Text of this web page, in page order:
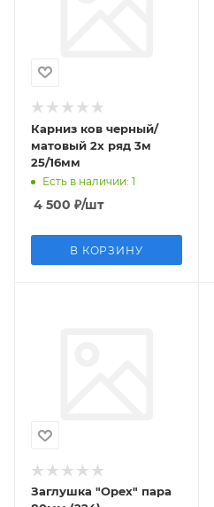
Карниз ков черный/
матовый 2х ряд 3м
25/16мм
Есть в наличии: 1
4 500 ₽/шт
В КОРЗИНУ
Заглушка "Орех" пара